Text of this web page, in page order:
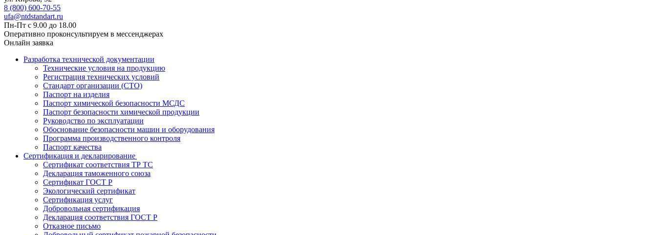
8 (800) 600-70-55
ufa@ntdstandart.ru
Пн-Пт с 9.00 до 18.00
Оперативно проконсультируем в мессенджерах
Онлайн заявка
Разработка технической документации
Технические условия на продукцию
Регистрация технических условий
Стандарт организации (СТО)
Паспорт на изделия
Паспорт химической безопасности МСДС
Паспорт безопасности химической продукции
Руководство по эксплуатации
Обоснование безопасности машин и оборудования
Программа производственного контроля
Паспорт качества
Сертификация и декларирование
Сертификат соответствия ТР ТС
Декларация таможенного союза
Сертификат ГОСТ Р
Экологический сертификат
Сертификация услуг
Добровольная сертификация
Декларация соответствия ГОСТ Р
Отказное письмо